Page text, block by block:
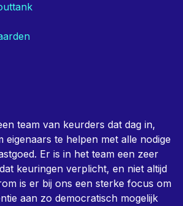
team van keurders dat dag in,
eigenaars te helpen met alle nodige
Er is in het team een zeer
keuringen verplicht, en niet altijd
is er bij ons een sterke focus om
aan zo democratisch mogelijk